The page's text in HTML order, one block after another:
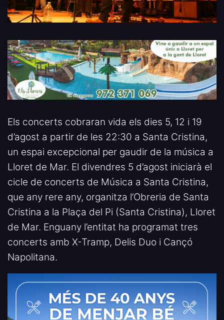
Els concerts cobraran vida els dies 5, 12 i 19
d’agost a partir de les 22:30 a Santa Cristina,
un espai excepcional per gaudir de la música a
Lloret de Mar. El divendres 5 d’agost iniciarà el
cicle de concerts de Música a Santa Cristina,
que any rere any, organitza l’Obreria de Santa
Cristina a la Plaça del Pi (Santa Cristina), Lloret
de Mar. Enguany l’entitat ha programat tres
concerts amb X-Tramp, Delis Duo i Cançó
Napolitana.